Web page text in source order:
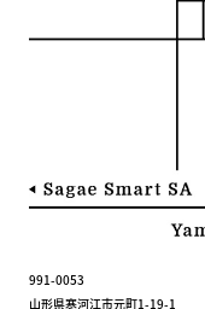
991-0053
山形県寒河江市元町1-19-1